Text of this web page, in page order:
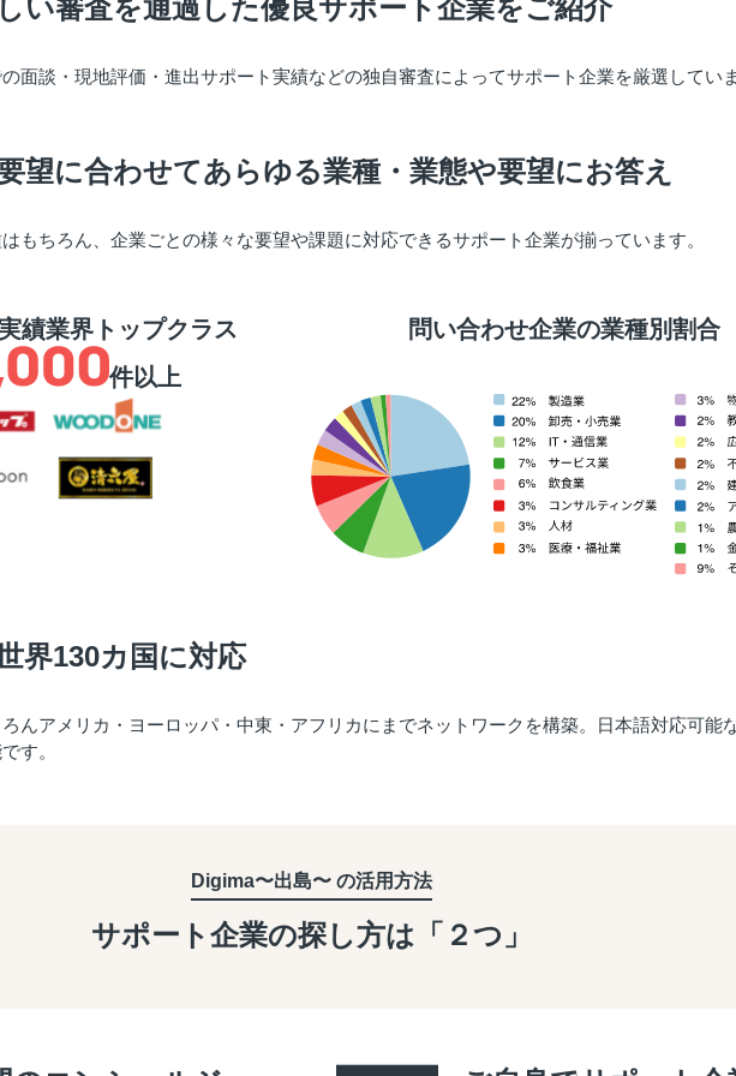
い審査を通過した優良サポート企業をご紹介
面談・現地評価・進出サポート実績などの独自審査によってサポート企業を厳選してい
望に合わせてあらゆる業種・業態や要望にお答え
もちろん、企業ごとの様々な要望や課題に対応できるサポート企業が揃っています。
績業界トップクラス
件以上
問い合わせ企業の業種別割合
界130カ国に対応
んアメリカ・ヨーロッパ・中東・アフリカにまでネットワークを構築。日本語対応可能
す。
Digima〜出島〜 の活用方法
サポート企業の探し方は「２つ」